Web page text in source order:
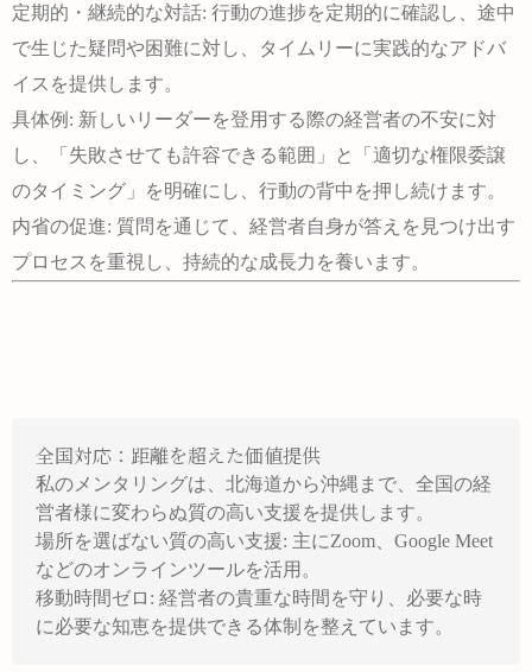
定期的・継続的な対話: 行動の進捗を定期的に確認し、途中
で生じた疑問や困難に対し、タイムリーに実践的なアドバ
イスを提供します。
具体例: 新しいリーダーを登用する際の経営者の不安に対
し、「失敗させても許容できる範囲」と「適切な権限委譲
のタイミング」を明確にし、 行動の背中を押し続けます。
内省の促進: 質問を通じて、経営者自身が答えを見つけ出す
プロセスを重視し、持続的な成長力を養います。
全国対応：距離を超えた価値提供
私のメンタリングは、北海道から沖縄まで、全国の経
営者様に変わらぬ質の高い支援を提供します。
場所を選ばない質の高い支援: 主にZoom、Google Meet
などのオンラインツールを活用。
移動時間ゼロ: 経営者の貴重な時間を守り、必要な時
に必要な知恵を提供できる体制を整えています。